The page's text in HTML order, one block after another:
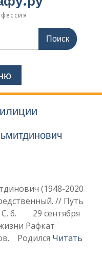
(1948-2020
// Путь
С. 6. 29 сентября
Рафкат
Родился Читать